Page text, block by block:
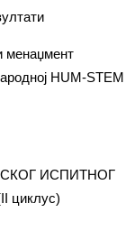
менаџмент
HUM-STEM
ИСПИТНОГ
циклус)